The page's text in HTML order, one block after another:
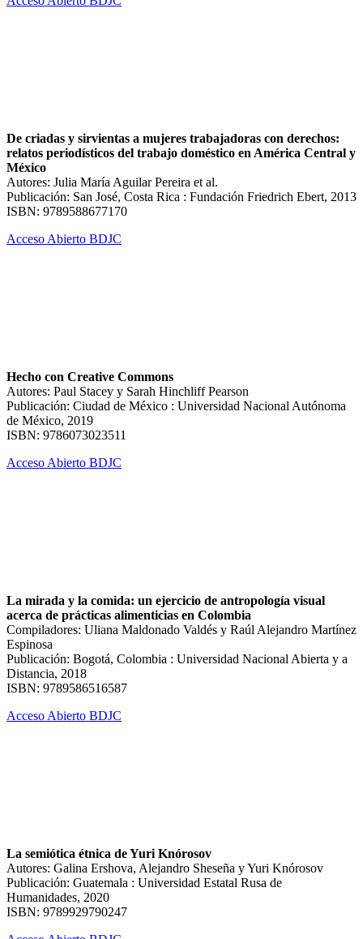
De criadas y sirvientas a mujeres trabajadoras con derechos:
relatos periodísticos del trabajo doméstico en América Central y
México
Autores: Julia María Aguilar Pereira et al.
Publicación: San José, Costa Rica : Fundación Friedrich Ebert, 2013
ISBN: 9789588677170
Acceso Abierto BDJC
Hecho con Creative Commons
Autores: Paul Stacey y Sarah Hinchliff Pearson
Publicación: Ciudad de México : Universidad Nacional Autónoma
de México, 2019
ISBN: 9786073023511
Acceso Abierto BDJC
La mirada y la comida: un ejercicio de antropología visual
acerca de prácticas alimenticias en Colombia
Compiladores: Uliana Maldonado Valdés y Raúl Alejandro Martínez
Espinosa
Publicación: Bogotá, Colombia : Universidad Nacional Abierta y a
Distancia, 2018
ISBN: 9789586516587
Acceso Abierto BDJC
La semiótica étnica de Yuri Knórosov
Autores: Galina Ershova, Alejandro Sheseña y Yuri Knórosov
Publicación: Guatemala : Universidad Estatal Rusa de
Humanidades, 2020
ISBN: 9789929790247